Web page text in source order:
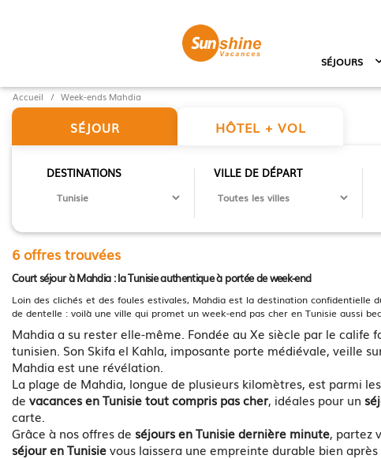
SÉJOURS
Accueil Week-ends Mahdia
SÉJOUR HÔTEL + VOL
DESTINATIONS VILLE DE DÉPART
6 offres trouvées
Court séjour à Mahdia : la Tunisie authentique à portée de week-end
Loin des clichés et des foules estivales, Mahdia est la destination
de dentelle : voilà une ville qui promet un week-end pas cher en Tunisie aussi
Mahdia a su rester elle-même. Fondée au Xe siècle par le
tunisien. Son Skifa el Kahla, imposante porte médiévale, veille
Mahdia est une révélation.
La plage de Mahdia, longue de plusieurs kilomètres, est parmi
de vacances en Tunisie tout compris pas cher, idéales pour un
carte.
Grâce à nos offres de séjours en Tunisie dernière minute, partez
séjour en Tunisievous laissera une empreinte durable bien